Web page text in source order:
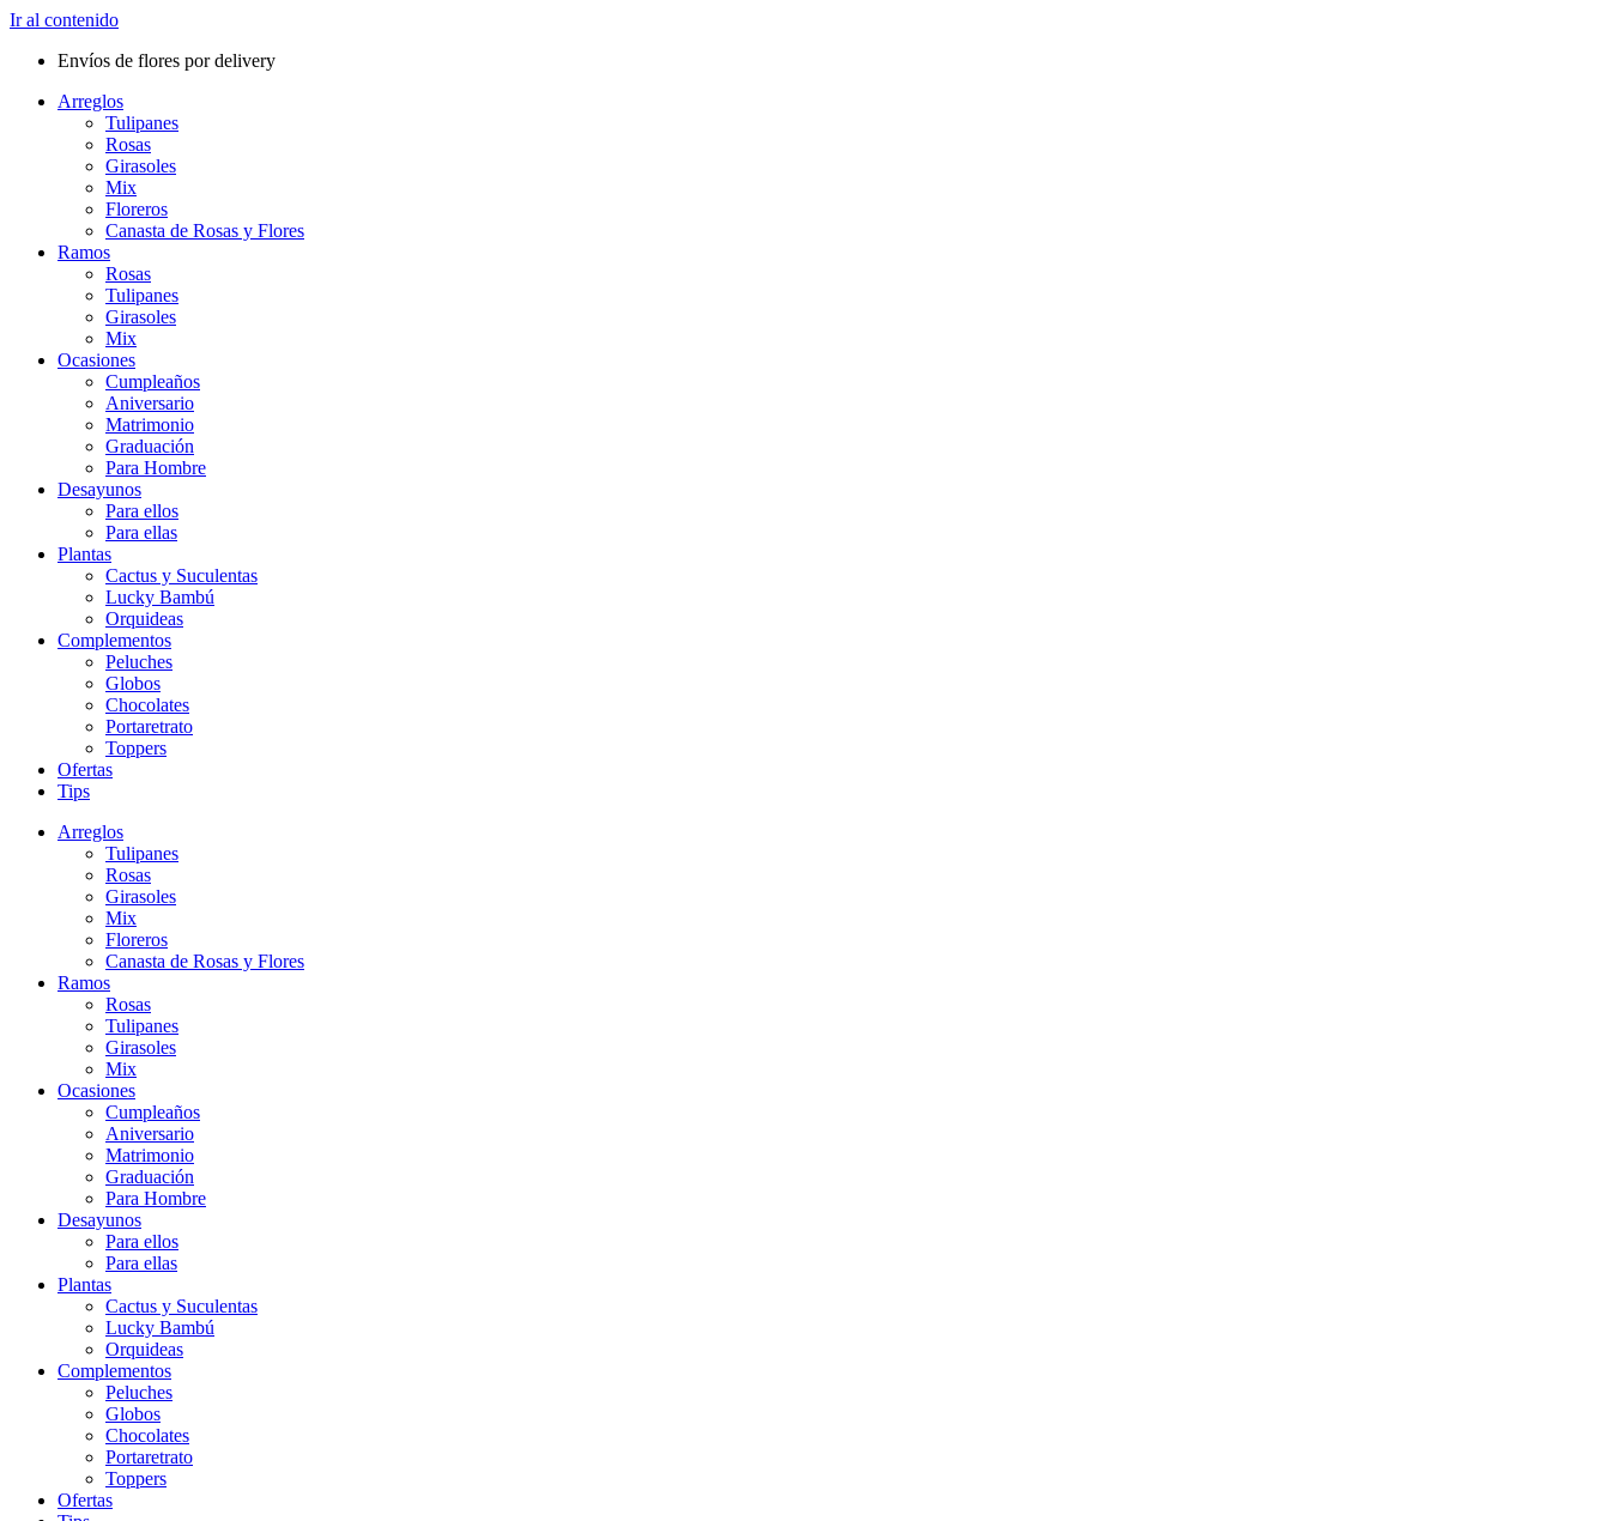
Ir al contenido
Envíos de flores por delivery
Arreglos
Tulipanes
Rosas
Girasoles
Mix
Floreros
Canasta de Rosas y Flores
Ramos
Rosas
Tulipanes
Girasoles
Mix
Ocasiones
Cumpleaños
Aniversario
Matrimonio
Graduación
Para Hombre
Desayunos
Para ellos
Para ellas
Plantas
Cactus y Suculentas
Lucky Bambú
Orquideas
Complementos
Peluches
Globos
Chocolates
Portaretrato
Toppers
Ofertas
Tips
Arreglos
Tulipanes
Rosas
Girasoles
Mix
Floreros
Canasta de Rosas y Flores
Ramos
Rosas
Tulipanes
Girasoles
Mix
Ocasiones
Cumpleaños
Aniversario
Matrimonio
Graduación
Para Hombre
Desayunos
Para ellos
Para ellas
Plantas
Cactus y Suculentas
Lucky Bambú
Orquideas
Complementos
Peluches
Globos
Chocolates
Portaretrato
Toppers
Ofertas